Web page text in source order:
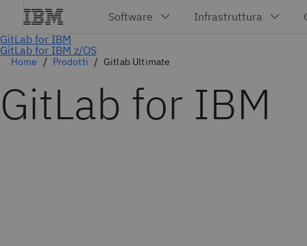
Home Prodotti Gitlab Ultimate
GitLab for IBM